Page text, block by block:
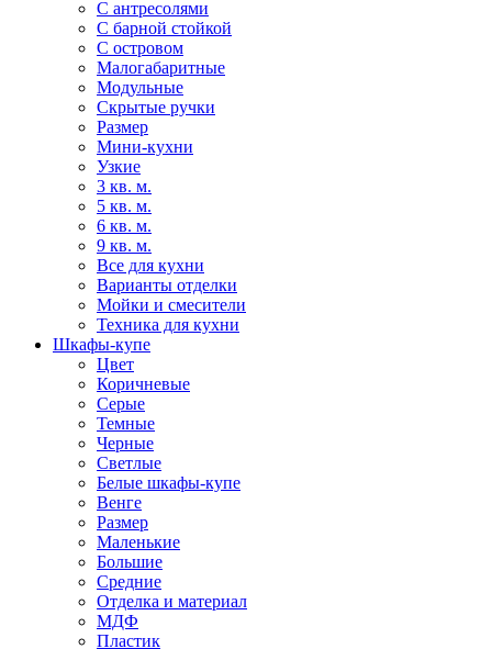
С антресолями
С барной стойкой
С островом
Малогабаритные
Модульные
Скрытые ручки
Размер
Мини-кухни
Узкие
3 кв. м.
5 кв. м.
6 кв. м.
9 кв. м.
Все для кухни
Варианты отделки
Мойки и смесители
Техника для кухни
Шкафы-купе
Цвет
Коричневые
Серые
Темные
Черные
Светлые
Белые шкафы-купе
Венге
Размер
Маленькие
Большие
Средние
Отделка и материал
МДФ
Пластик